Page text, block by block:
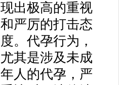
现出极高的重视
和严厉的打击态
度。代孕行为，
尤其是涉及未成
年人的代孕，严